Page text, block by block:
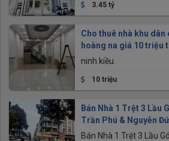
3.45 tỷ
Cho thuê nhà khu dân
hoàng na giá 10 triệu
ninh kiều.
10 triệu
Bán Nhà 1 Trệt 3 Lầu
Trần Phú & Nguyễn
Khế
Bán Nhà 1 Trệt 3 Lầu